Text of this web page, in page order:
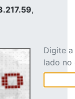
,
Digite
lado no